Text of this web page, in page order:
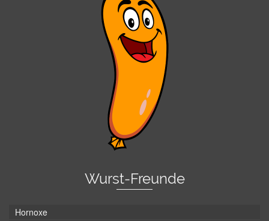
Wurst-Freunde
Hornoxe